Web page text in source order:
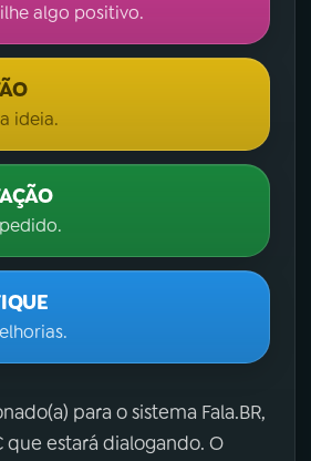
algo positivo.
ideia.
para o sistema Fala.BR,
que estará dialogando. O